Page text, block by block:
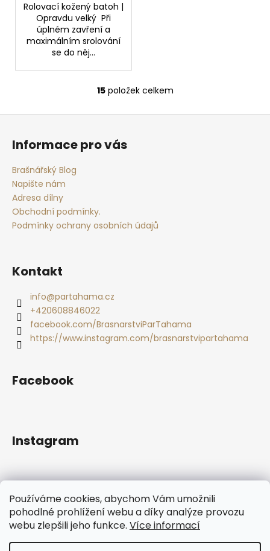
Používáme cookies, abychom Vám umožnili
pohodlné prohlížení webu a díky analýze provozu
webu zlepšili jeho funkce. Více informací
Rolovací kožený batoh |
Opravdu velký Při
úplném zavření a
maximálním srolování
se do něj...
O
v
v
s
u
15položek celkem
Informace pro vás
Brašnářský Blog
Napište nám
Adresa dílny
Obchodní podmínky.
Podmínky ochrany osobních údajů
Kontakt
info@partahama.cz
+420608846022
facebook.com/BrasnarstviParTahama
https://www.instagram.com/brasnarstvipartahama
Facebook
Instagram